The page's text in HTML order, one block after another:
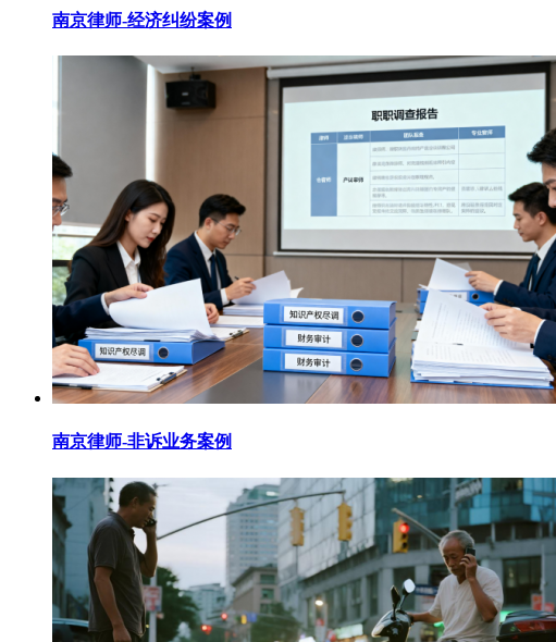
南京律师-经济纠纷案例
南京律师-非诉业务案例